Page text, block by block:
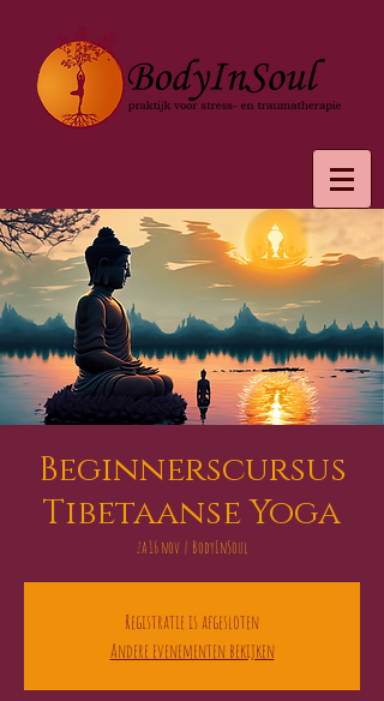
Beginnerscursus
Tibetaanse Yoga
za 16 nov
  |
BodyInSoul
Registratie is afgesloten
Andere evenementen bekijken